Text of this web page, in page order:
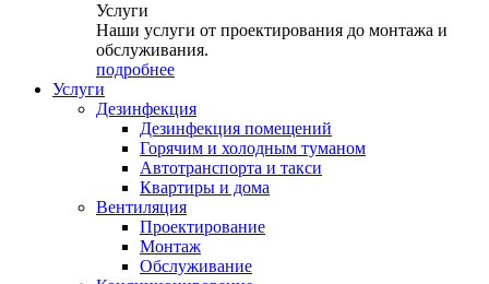
Услуги
Наши услуги от проектирования до монтажа и
обслуживания.
подробнее
Услуги
Дезинфекция
Дезинфекция помещений
Горячим и холодным туманом
Автотранспорта и такси
Квартиры и дома
Вентиляция
Проектирование
Монтаж
Обслуживание